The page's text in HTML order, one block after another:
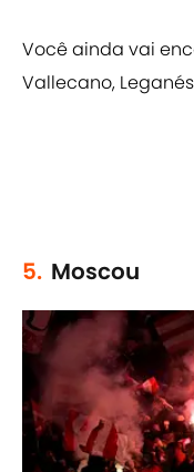
Você ainda vai
Vallecano,
5. Moscou